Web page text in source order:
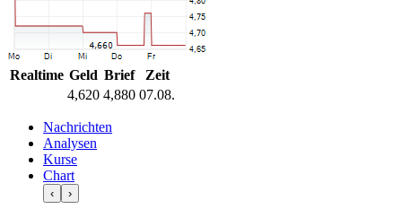
Realtime Geld Brief
Zeit
4,620 4,880 07.08.
Nachrichten
Analysen
Kurse
Chart
‹ ›